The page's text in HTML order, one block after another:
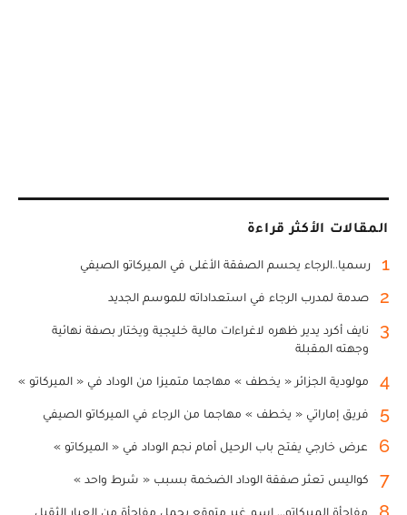
المقالات الأكثر قراءة
1 رسميا..الرجاء يحسم الصفقة الأغلى في الميركاتو الصيفي
2 صدمة لمدرب الرجاء في استعداداته للموسم الجديد
3
نايف أكرد يدير ظهره لاغراءات مالية خليجية ويختار بصفة نهائية
وجهته المقبلة
4 مولودية الجزائر « يخطف » مهاجما متميزا من الوداد في « الميركاتو »
5 فريق إماراتي « يخطف » مهاجما من الرجاء في الميركاتو الصيفي
6 عرض خارجي يفتح باب الرحيل أمام نجم الوداد في « الميركاتو »
7 كواليس تعثر صفقة الوداد الضخمة بسبب « شرط واحد »
مفاجأة الميركاتو... اسم غير متوقع يحمل مفاجأة من العيار الثقيل